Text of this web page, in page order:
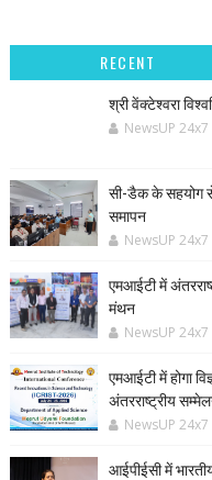
RECENT
श्री वेंक्टेश्वरा
NewsUP 24x7
सी-डैक के सहयोग
समापन
NewsUP 24x7
एमआईटी में
मंथन
NewsUP 24x7
एमआईटी में होगा
अंतरराष्ट्रीय
NewsUP 24x7
आईपीईसी में